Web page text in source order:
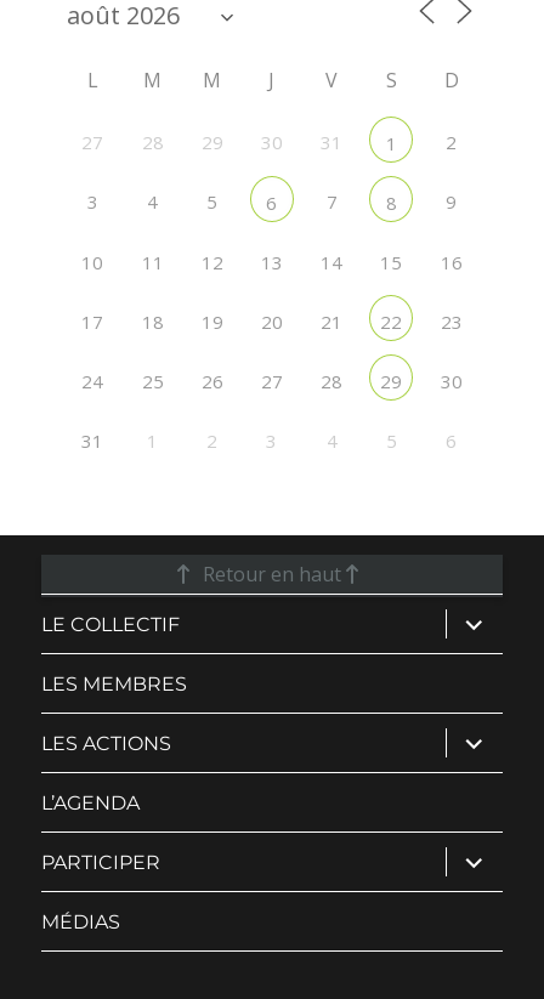
L M M J V S D
27 28 29 30 31 1 2
3 4 5 6 7 8 9
10 11 12 13 14 15 16
17 18 19 20 21 22 23
24 25 26 27 28 29 30
31 1 2 3 4 5 6
Retour en haut
LE COLLECTIF ouvrir
le
sous-
LES MEMBRES
LES ACTIONS ouvrir
le
sous-
L’AGENDA
PARTICIPER ouvrir
le
sous-
MÉDIAS